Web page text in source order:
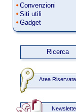
Convenzioni
Siti utili
Gadget
Ricerca
Area Riservata